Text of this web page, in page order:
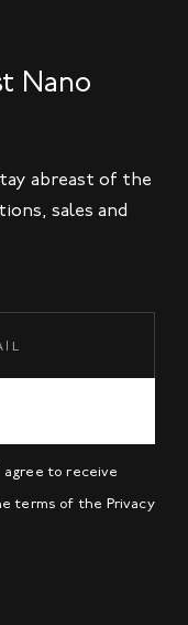
Nano
abreast of the
sales and
to receive
terms of the Privacy